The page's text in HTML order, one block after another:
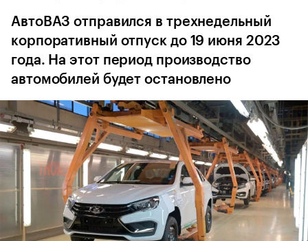
АвтоВАЗ отправился в трехнедельный
корпоративный отпуск до 19 июня 2023
года. На этот период производство
автомобилей будет остановлено